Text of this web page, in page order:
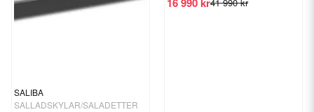
SALIBA
SALLADSKYLAR/SALADETTER